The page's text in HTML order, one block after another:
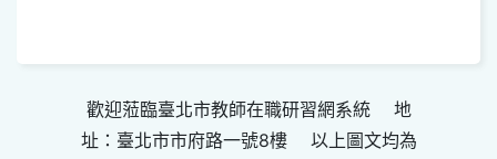
歡迎蒞臨臺北市教師在職研習網系統 地
址：臺北市市府路一號8樓 以上圖文均為